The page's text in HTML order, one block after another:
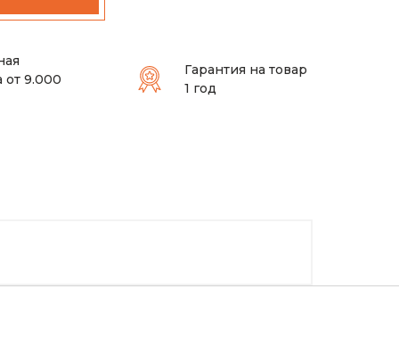
от 9.000
Гарантия на товар
1 год